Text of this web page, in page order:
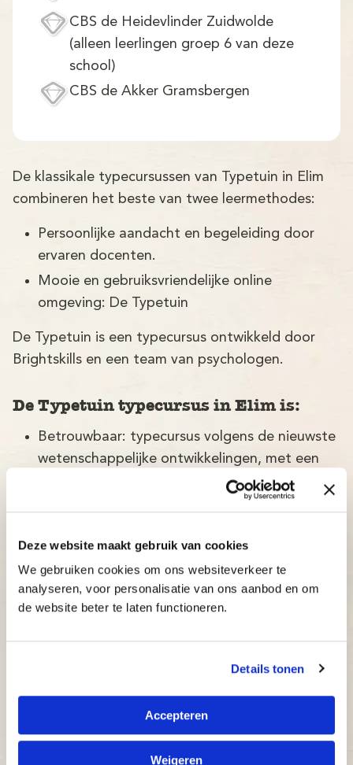
Deze website maakt gebruik van cookies
We gebruiken cookies om ons websiteverkeer te
analyseren, voor personalisatie van ons aanbod en om
de website beter te laten functioneren.
Details tonen
Accepteren
Weigeren
CBS de Heidevlinder Zuidwolde
(alleen leerlingen groep 6 van deze
school)
CBS de Akker Gramsbergen
De klassikale typecursussen van Typetuin in Elim
combineren het beste van twee leermethodes:
Persoonlijke aandacht en begeleiding door
ervaren docenten.
Mooie en gebruiksvriendelijke online
omgeving: De Typetuin
De Typetuin is een typecursus ontwikkeld door
Brightskills en een team van psychologen.
De Typetuin typecursus in Elim is:
Betrouwbaar: typecursus volgens de nieuwste
wetenschappelijke ontwikkelingen, met een
slagingspercentage van maar liefst 97%!
Inzichtelijk: docenten en ouders kunnen op elk
moment bijsturen.
Betaalbaar: bekijk onze aantrekkelijke prijzen.